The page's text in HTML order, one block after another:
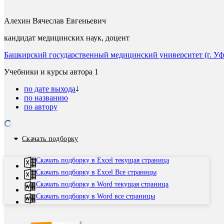
Алехин Вячеслав Евгеньевич
кандидат медицинских наук, доцент
Башкирский государственный медицинский университет (г.
Учебники и курсы автора 1
по дате выхода
по названию
по автору
Скачать подборку
Скачать подборку в Excel текущая страница
Скачать подборку в Excel Все страницы
Скачать подборку в Word текущая страница
Скачать подборку в Word все страницы